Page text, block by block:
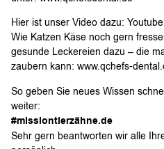
Hier ist unser Video dazu: Youtube
Wie Katzen Käse noch gern
gesunde Leckereien dazu – die
zaubern kann: www.qchefs-
So geben Sie neues Wissen
weiter:
#missiontierzähne.de
Sehr gern beantworten wir alle